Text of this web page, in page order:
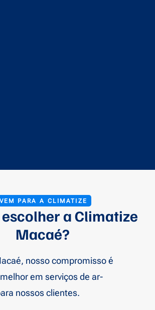
VEM PARA A CLIMATIZE
a Climatize
Macaé?
nosso compromisso é
em serviços de ar-
nossos clientes.